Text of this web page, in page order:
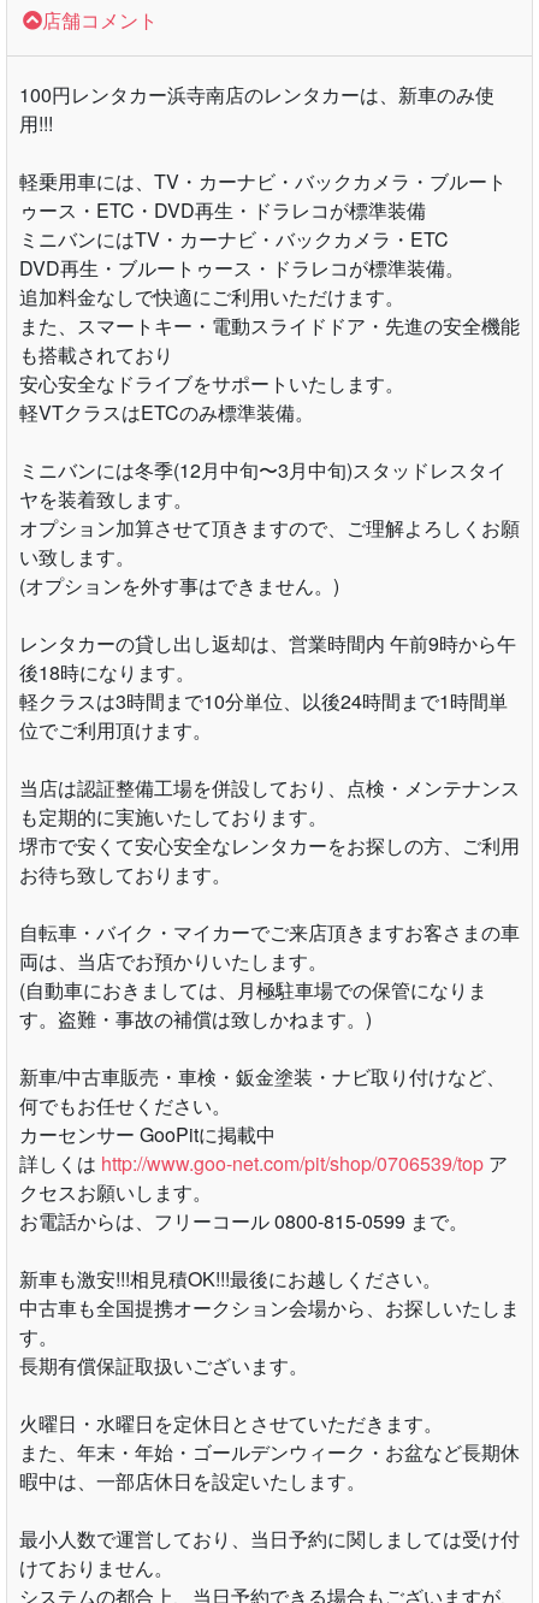
店舗コメント
100円レンタカー浜寺南店のレンタカーは、新車のみ使
用!!!
軽乗用車には、TV・カーナビ・バックカメラ・ブルート
ゥース・ETC・DVD再生・ドラレコが標準装備
ミニバンにはTV・カーナビ・バックカメラ・ETC
DVD再生・ブルートゥース・ドラレコが標準装備。
追加料金なしで快適にご利用いただけます。
また、スマートキー・電動スライドドア・先進の安全機能
も搭載されており
安心安全なドライブをサポートいたします。
軽VTクラスはETCのみ標準装備。
ミニバンには冬季(12月中旬〜3月中旬)スタッドレスタイ
ヤを装着致します。
オプション加算させて頂きますので、ご理解よろしくお願
い致します。
(オプションを外す事はできません。)
レンタカーの貸し出し返却は、営業時間内 午前9時から午
後18時になります。
軽クラスは3時間まで10分単位、以後24時間まで1時間単
位でご利用頂けます。
当店は認証整備工場を併設しており、点検・メンテナンス
も定期的に実施いたしております。
堺市で安くて安心安全なレンタカーをお探しの方、ご利用
お待ち致しております。
自転車・バイク・マイカーでご来店頂きますお客さまの車
両は、当店でお預かりいたします。
(自動車におきましては、月極駐車場での保管になりま
す。盗難・事故の補償は致しかねます。)
新車/中古車販売・車検・鈑金塗装・ナビ取り付けなど、
何でもお任せください。
カーセンサー GooPitに掲載中
詳しくは http://www.goo-net.com/pit/shop/0706539/top ア
クセスお願いします。
お電話からは、フリーコール 0800-815-0599 まで。
新車も激安!!!相見積OK!!!最後にお越しください。
中古車も全国提携オークション会場から、お探しいたしま
す。
長期有償保証取扱いございます。
火曜日・水曜日を定休日とさせていただきます。
また、年末・年始・ゴールデンウィーク・お盆など長期休
暇中は、一部店休日を設定いたします。
最小人数で運営しており、当日予約に関しましては受け付
けておりません。
システムの都合上、当日予約できる場合もございますが、